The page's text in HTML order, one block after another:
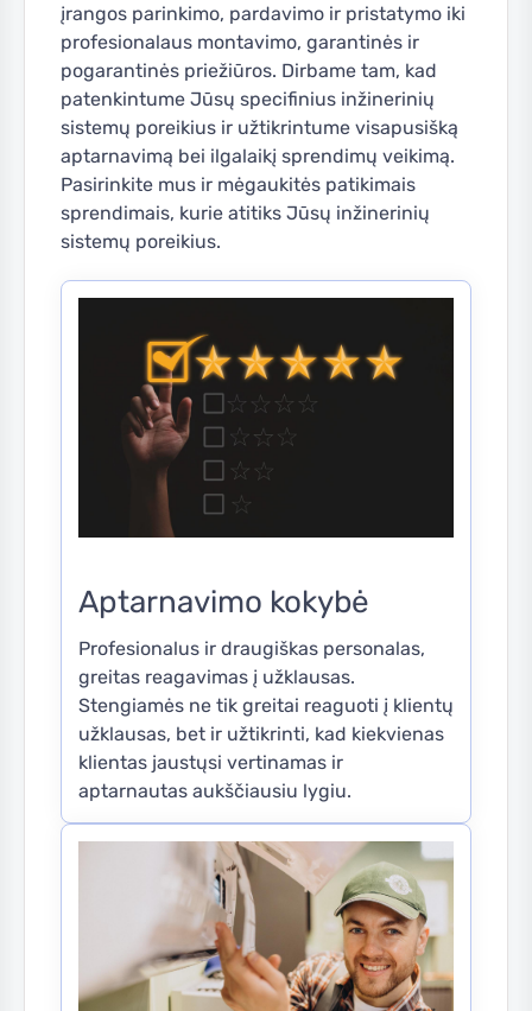
įrangos parinkimo, pardavimo ir pristatymo iki
profesionalaus montavimo, garantinės ir
pogarantinės priežiūros. Dirbame tam, kad
patenkintume Jūsų specifinius inžinerinių
sistemų poreikius ir užtikrintume visapusišką
aptarnavimą bei ilgalaikį sprendimų veikimą.
Pasirinkite mus ir mėgaukitės patikimais
sprendimais, kurie atitiks Jūsų inžinerinių
sistemų poreikius.
Aptarnavimo kokybė
Profesionalus ir draugiškas personalas,
greitas reagavimas į užklausas.
Stengiamės ne tik greitai reaguoti į klientų
užklausas, bet ir užtikrinti, kad kiekvienas
klientas jaustųsi vertinamas ir
aptarnautas aukščiausiu lygiu.